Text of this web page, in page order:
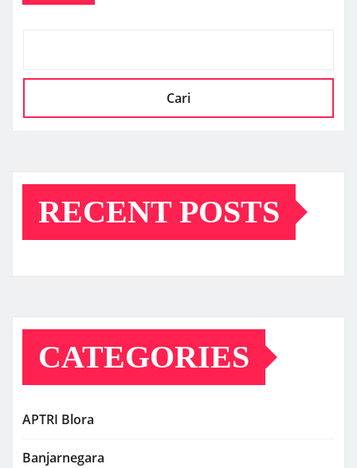
Cari
RECENT POSTS
CATEGORIES
APTRI Blora
Banjarnegara